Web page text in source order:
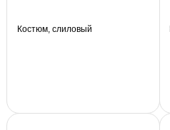
Костюм, слиловый